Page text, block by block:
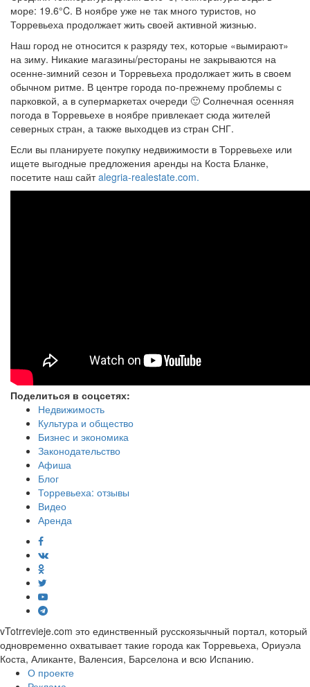
море: 19.6°C. В ноябре уже не так много туристов, но
Торревьеха продолжает жить своей активной жизнью.
Наш город не относится к разряду тех, которые «вымирают»
на зиму. Никакие магазины/рестораны не закрываются на
осенне-зимний сезон и Торревьеха продолжает жить в своем
обычном ритме. В центре города по-прежнему проблемы с
парковкой, а в супермаркетах очереди 🙂 Солнечная осенняя
погода в Торревьехе в ноябре привлекает сюда жителей
северных стран, а также выходцев из стран СНГ.
Если вы планируете покупку недвижимости в Торревьехе или
ищете выгодные предложения аренды на Коста Бланке,
посетите наш сайтalegria-realestate.com.
Поделиться в соцсетях:
Недвижимость
Культура и общество
Бизнес и экономика
Законодательство
Афиша
Блог
Торревьеха: отзывы
Видео
Аренда
vTotrrevieje.com это единственный русскоязычный портал, который
одновременно охватывает такие города как Торревьеха, Ориуэла
Коста, Аликанте, Валенсия, Барселона и всю Испанию.
О проекте